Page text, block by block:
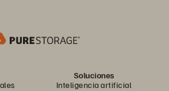
Soluciones
Inteligencia artificial